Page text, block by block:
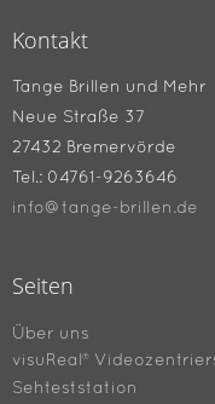
Kontakt
Tange Brillen und Mehr
Neue Straße 37
27432 Bremervörde
Tel.: 04761-9263646
info@tange-brillen.de
Seiten
Über uns
visuReal®
Sehteststation